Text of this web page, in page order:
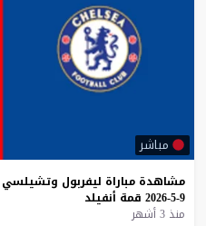
مباشر
مشاهدة مباراة ليفربول وتشيلسي
9-5-2026
قمة أنفيلد
منذ 3 أشهر